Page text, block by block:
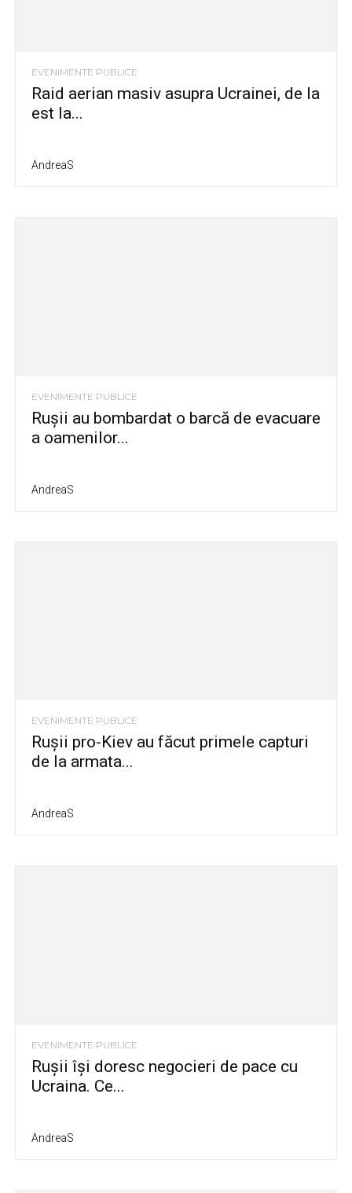
EVENIMENTE PUBLICE
Raid aerian masiv asupra Ucrainei, de la
est la...
AndreaS
EVENIMENTE PUBLICE
Rușii au bombardat o barcă de evacuare
a oamenilor...
AndreaS
EVENIMENTE PUBLICE
Rușii pro-Kiev au făcut primele capturi
de la armata...
AndreaS
EVENIMENTE PUBLICE
Rușii își doresc negocieri de pace cu
Ucraina. Ce...
AndreaS